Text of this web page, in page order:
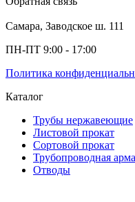
Самара, Заводское ш. 111
ПН-ПТ 9:00 - 17:00
Политика
Каталог
Трубы нержавеющие
Листовой прокат
Сортовой прокат
Трубопроводная
Отводы